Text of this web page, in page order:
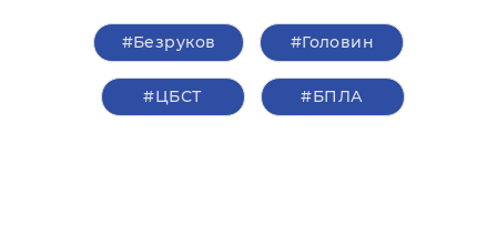
#Безруков #Головин
#ЦБСТ #БПЛА